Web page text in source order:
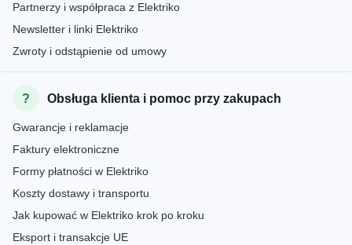
Partnerzy i współpraca z Elektriko
Newsletter i linki Elektriko
Zwroty i odstąpienie od umowy
Obsługa klienta i pomoc przy zakupach
Gwarancje i reklamacje
Faktury elektroniczne
Formy płatności w Elektriko
Koszty dostawy i transportu
Jak kupować w Elektriko krok po kroku
Eksport i transakcje UE